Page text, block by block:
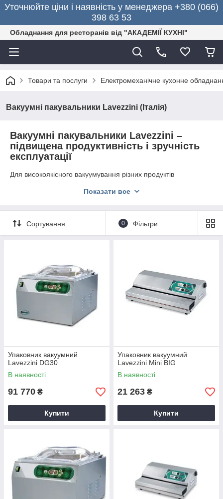
Уточнюйте ціни і наявність у менеджера +380 (066)
398 63 53
Обладнання для ресторанів від "АКАДЕМІЇ КУХНІ"
Товари та послуги Електромеханічне кухонне
Вакуумні пакувальники Lavezzini (Італія)
Вакуумні пакувальники Lavezzini –
підвищена продуктивність і зручність
експлуатації
Для високоякісного вакуумування різних продуктів
Lavezzini. Обладнання
магазинів і інших закладів харчування. Спеціальні пристрої
забезпечують формування міцних і надійних швів, що не
демократичною вартістю. За допомогою техніки можна
упакувати курку, шинку, сир, ковбасу, фрукти, овочі і навіть
сипучі продукти. Наявність спеціальних гумових ніжок
дозволяє встановити апарати на будь-яке покриття.
Показати все
Сортування 0 Фільтри
Упаковник вакуумний
Lavezzini DG30
В наявності
91 770 ₴
Купити
Упаковник вакуумний
Lavezzini Mini BIG
В наявності
21 263 ₴
Купити